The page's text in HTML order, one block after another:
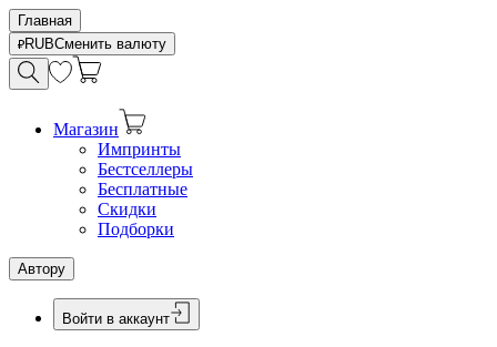
Главная
RUBСменить валюту
Магазин
Импринты
Бестселлеры
Бесплатные
Скидки
Подборки
Автору
Войти в аккаунт